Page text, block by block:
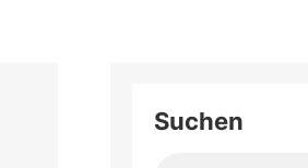
Suchen